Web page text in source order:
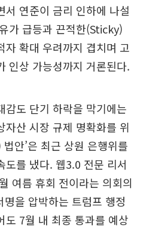
서 연준이 금리 인하에 나설
가 급등과 끈적한(Sticky)
자 확대 우려까지 겹치며 고
인상 가능성까지 거론된다.
감도 단기 하락을 막기에는
자산 시장 규제 명확화를 위
안’은 최근 상원 은행위를
도를 냈다. 웹3.0 전문 리서
여름 휴회 전이라는 의회의
을 압박하는 트럼프 행정
도 7월 내 최종 통과를 예상